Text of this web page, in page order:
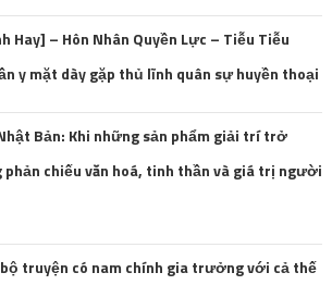
Hay] – Hôn Nhân Quyền Lực – Tiễu Tiễu
y mặt dày gặp thủ lĩnh quân sự huyền thoại
Bản: Khi những sản phẩm giải trí trở
chiếu văn hoá, tinh thần và giá trị người
truyện có nam chính gia trưởng với cả thế